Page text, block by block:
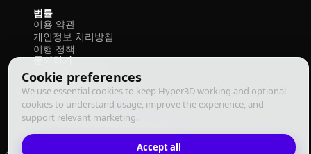
Cookie preferences
We use essential cookies to keep Hyper3D working and optional
cookies to understand usage, improve the experience, and
support relevant marketing.
Accept all
법률
이용 약관
개인정보 처리방침
이행 정책
문의하기